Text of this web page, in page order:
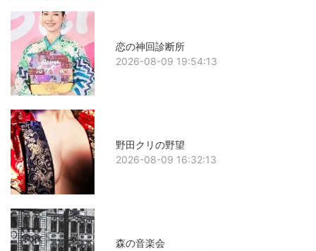
恋の神回診断所
2026-08-09 19:54:13
野田クリの野望
2026-08-09 16:32:13
森の音楽会